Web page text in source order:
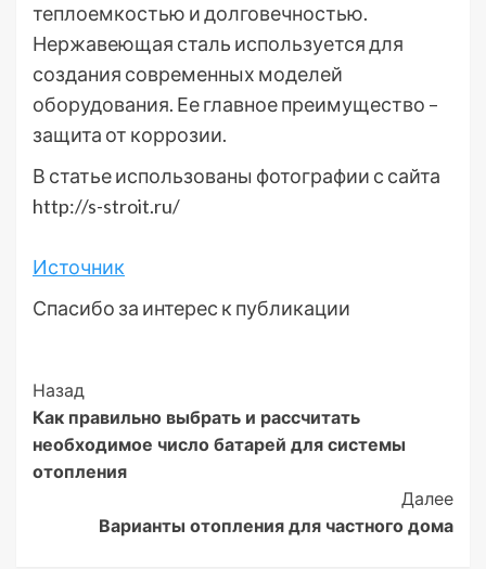
теплоемкостью и долговечностью.
Нержавеющая сталь используется для
создания современных моделей
оборудования. Ее главное преимущество –
защита от коррозии.
В статье использованы фотографии с сайта
http://s-stroit.ru/
Источник
Спасибо за интерес к публикации
Post
Navigation
Назад
Как правильно выбрать и рассчитать
необходимое число батарей для системы
отопления
Далее
Варианты отопления для частного дома